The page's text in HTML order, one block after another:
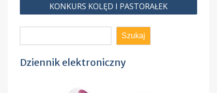
KONKURS KOLĘD I PASTORAŁEK
Szukaj
Dziennik elektroniczny